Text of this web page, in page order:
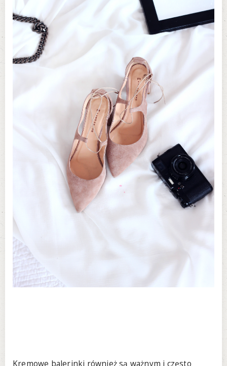
Kremowe balerinki również są ważnym i często